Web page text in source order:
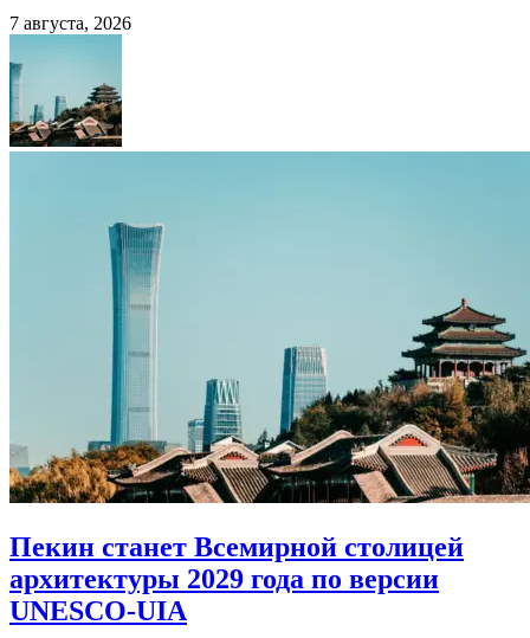
7 августа, 2026
Пекин станет Всемирной столицей
архитектуры 2029 года по версии
UNESCO-UIA